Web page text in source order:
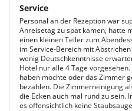
Service
Personal an der Rezeption war
Anreisetag zu spät kamen, hatte
einen kleinen Teller zum
im Service-Bereich mit
wenig Deutschkenntnisse
Hotel nur alle 4 Tage
haben möchte oder das Zimmer
bezahlen. Die Zimmerreinigung
die Ecken auch mal rund zu sein.
es offensichtlich keine